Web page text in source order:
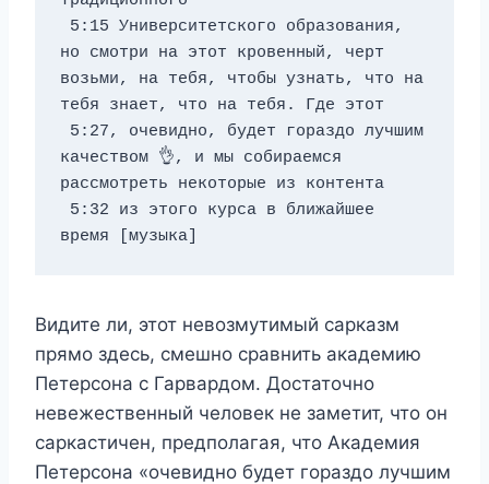
но смотри на этот кровенный, черт
возьми, на тебя, чтобы узнать, что на
тебя знает, что на тебя. Где этот
качеством 👌, и мы собираемся
рассмотреть некоторые из контента
время [музыка]
Видите ли, этот невозмутимый сарказм
прямо здесь, смешно сравнить академию
Петерсона с Гарвардом. Достаточно
невежественный человек не заметит, что он
саркастичен, предполагая, что Академия
Петерсона «очевидно будет гораздо лучшим